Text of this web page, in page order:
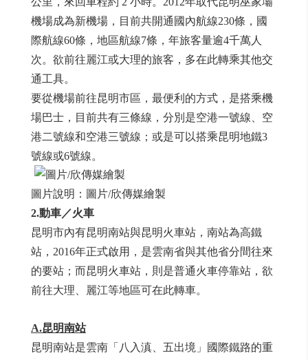
機場成為新機場，目前共開通國內航線230條，國
際航線60條，地區航線7條，年旅客量逾4千萬人
次。欲前往麗江或大理的旅客，多在此轉乘其他交
通工具。
要從機場前往昆明市區，最便利的方式，是搭乘機
場巴士，目前共有三條線，分別是空港一號線、空
港二號線和空港三號線；或是可以搭乘昆明地鐵3
號線或6號線。
圖片說明：圖片/欣傳媒繪製
2.動車／火車
昆明市內有昆明南站與昆明火車站，南站為高鐵
站，2016年正式啟用，是雲南省與其他省分間往來
的要站；而昆明火車站，則是普通火車停靠站，欲
前往大理、麗江等地區可在此轉車。
A.昆明南站
昆明南站是雲南「八入滇、五出境」國際鐵路的重